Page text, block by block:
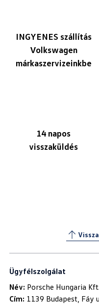
INGYENES szállítás
Volkswagen
márkaszervizeinkbe
14 napos
visszaküldés
Ügyfélszolgálat
Név:
Cím: